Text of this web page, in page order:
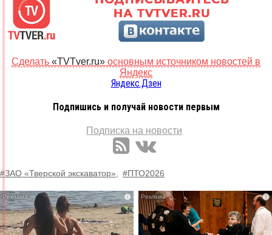
Сделать «TVTver.ru» основным источником новостей в
Яндекс
Яндекс.Дзен
Подпишись и получай новости первым
Подписка на новости
#ЗАО «Тверской экскаватор», #ПТО2026
i i